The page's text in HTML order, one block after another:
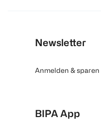
Newsletter
Anmelden & sparen
BIPA App